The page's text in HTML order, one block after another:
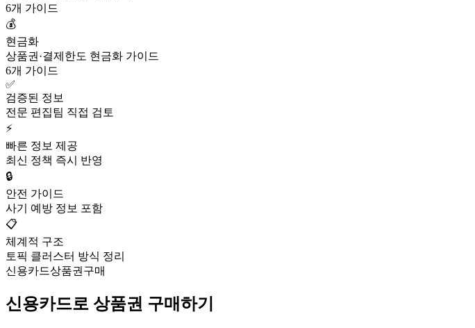
6개 가이드
💰
현금화
상품권·결제한도 현금화 가이드
6개 가이드
✅
검증된 정보
전문 편집팀 직접 검토
⚡
빠른 정보 제공
최신 정책 즉시 반영
🔒
안전 가이드
사기 예방 정보 포함
📋
체계적 구조
토픽 클러스터 방식 정리
신용카드상품권구매
신용카드로 상품권 구매하기